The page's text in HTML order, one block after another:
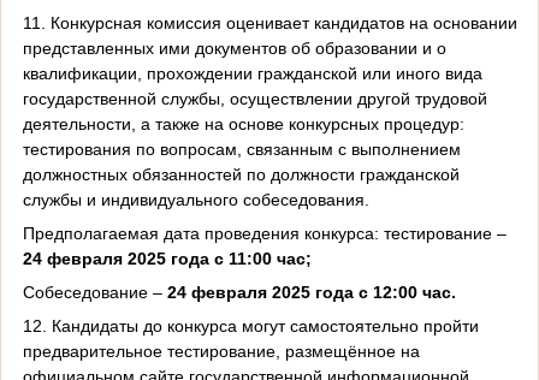
11. Конкурсная комиссия оценивает кандидатов на основании
представленных ими документов об образовании и о
квалификации, прохождении гражданской или иного вида
государственной службы, осуществлении другой трудовой
деятельности, а также на основе конкурсных процедур:
тестирования по вопросам, связанным с выполнением
должностных обязанностей по должности гражданской
службы и индивидуального собеседования.
Предполагаемая дата проведения конкурса: тестирование –
24 февраля 2025 года с 11:00 час;
Собеседование – 24 февраля 2025 года с 12:00 час.
12. Кандидаты до конкурса могут самостоятельно пройти
предварительное тестирование, размещённое на
официальном сайте государственной информационной